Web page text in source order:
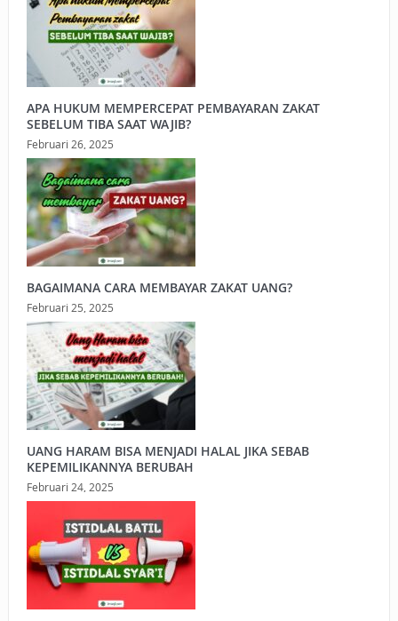
APA HUKUM MEMPERCEPAT PEMBAYARAN ZAKAT
SEBELUM TIBA SAAT WAJIB?
Februari 26, 2025
BAGAIMANA CARA MEMBAYAR ZAKAT UANG?
Februari 25, 2025
UANG HARAM BISA MENJADI HALAL JIKA SEBAB
KEPEMILIKANNYA BERUBAH
Februari 24, 2025